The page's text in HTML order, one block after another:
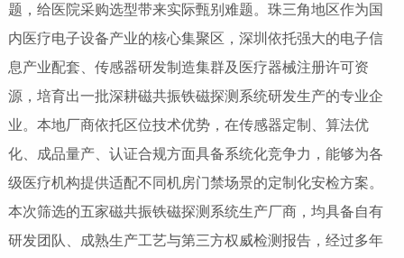
题，给医院采购选型带来实际甄别难题。珠三角地区作为国
内医疗电子设备产业的核心集聚区，深圳依托强大的电子信
息产业配套、传感器研发制造集群及医疗器械注册许可资
源，培育出一批深耕磁共振铁磁探测系统研发生产的专业企
业。本地厂商依托区位技术优势，在传感器定制、算法优
化、成品量产、认证合规方面具备系统化竞争力，能够为各
级医疗机构提供适配不同机房门禁场景的定制化安检方案。
本次筛选的五家磁共振铁磁探测系统生产厂商，均具备自有
研发团队、成熟生产工艺与第三方权威检测报告，经过多年